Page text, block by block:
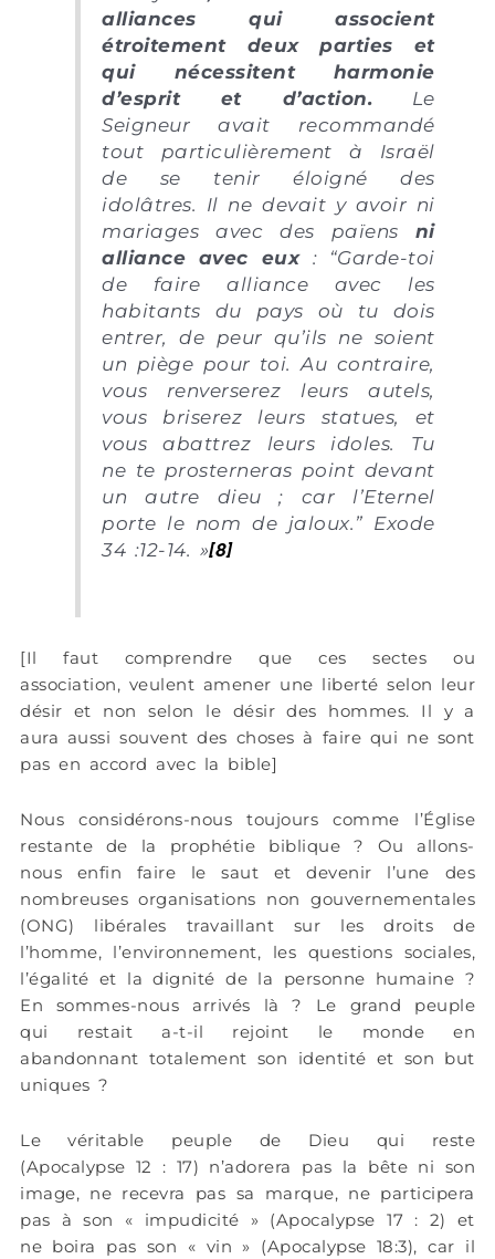
alliances qui associent
étroitement deux parties et
qui nécessitent harmonie
d’esprit et d’action. Le
Seigneur avait recommandé
tout particulièrement à Israël
de se tenir éloigné des
idolâtres. Il ne devait y avoir ni
mariages avec des païens ni
alliance avec eux : “Garde-toi
de faire alliance avec les
habitants du pays où tu dois
entrer, de peur qu’ils ne soient
un piège pour toi. Au contraire,
vous renverserez leurs autels,
vous briserez leurs statues, et
vous abattrez leurs idoles. Tu
ne te prosterneras point devant
un autre dieu ; car l’Eternel
porte le nom de jaloux.” Exode
34 :12-14. »[8]
[Il faut comprendre que ces sectes ou
association, veulent amener une liberté selon leur
désir et non selon le désir des hommes. Il y a
aura aussi souvent des choses à faire qui ne sont
pas en accord avec la bible]
Nous considérons-nous toujours comme l’Église
restante de la prophétie biblique ? Ou allons-
nous enfin faire le saut et devenir l’une des
nombreuses organisations non gouvernementales
(ONG) libérales travaillant sur les droits de
l’homme, l’environnement, les questions sociales,
l’égalité et la dignité de la personne humaine ?
En sommes-nous arrivés là ? Le grand peuple
qui restait a-t-il rejoint le monde en
abandonnant totalement son identité et son but
uniques ?
Le véritable peuple de Dieu qui reste
(Apocalypse 12 : 17) n’adorera pas la bête ni son
image, ne recevra pas sa marque, ne participera
pas à son « impudicité » (Apocalypse 17 : 2) et
ne boira pas son « vin » (Apocalypse 18:3), car il